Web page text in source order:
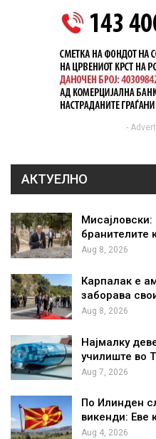
-
АКТУЕЛНО
бранителите
Aug 8, 2026
Карпалак е
заборава
Aug 8, 2026
Најмалку
училиште во
Aug 7, 2026
По Илинден
викенди: Еве
Aug 4, 2026